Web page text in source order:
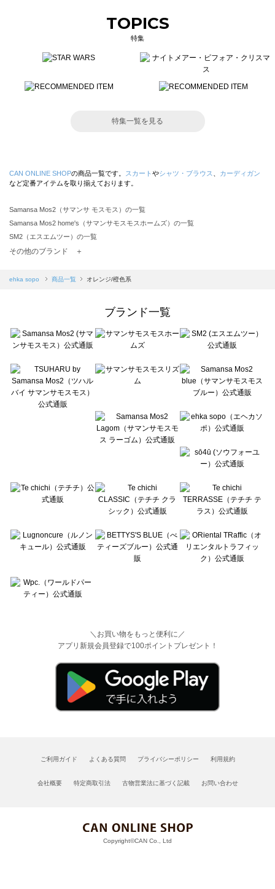
TOPICS
特集
特集一覧を見る
CAN ONLINE SHOPの商品一覧です。 スカート やシャツ・ブラウス
カーディガン
など定番アイテムを取り揃えております。
Samansa Mos2（サマンサ モスモス）の一覧
Samansa Mos2 home's（サマンサモスモスホームズ）の一覧
SM2（エスエムツー）の一覧
TSUHARU by Samansa Mos2（ツハルバイサマンサモスモス）の一覧
Samansa Mos2 blue（サマンサモスモス ブルー）の一覧
Te chichi（テチチ）の一覧
Te chichi CLASSIC（テチチ クラシック）の一覧
Lugnoncure（ルノンキュール）の一覧
BETTY'S BLUE（べティーズブルー）の一覧
Wpc.（ワールドパーティー）の一覧
その他のブランド ＋
ehka sopo 商品一覧 オレンジ/橙色系
ブランド一覧
＼お買い物をもっと便利に／
アプリ新規会員登録で100ポイントプレゼント！
ご利用ガイド よくある質問 プライバシーポリシー 利用規約
会社概要 特定商取引法 古物営業法に基づく記載 お問い合わせ
Copyright©CAN Co., Ltd